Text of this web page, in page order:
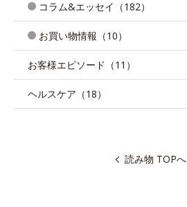
コラム&エッセイ（182）
お買い物情報（10）
お客様エピソード（11）
ヘルスケア（18）
読み物 TOPへ